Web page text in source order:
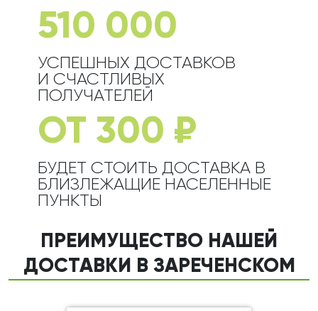
510 000
УСПЕШНЫХ ДОСТАВКОВ
И СЧАСТЛИВЫХ
ПОЛУЧАТЕЛЕЙ
ОТ 300 ₽
БУДЕТ СТОИТЬ ДОСТАВКА В
БЛИЗЛЕЖАЩИЕ НАСЕЛЕННЫЕ
ПУНКТЫ
ПРЕИМУЩЕСТВО НАШЕЙ
ДОСТАВКИ В ЗАРЕЧЕНСКОМ